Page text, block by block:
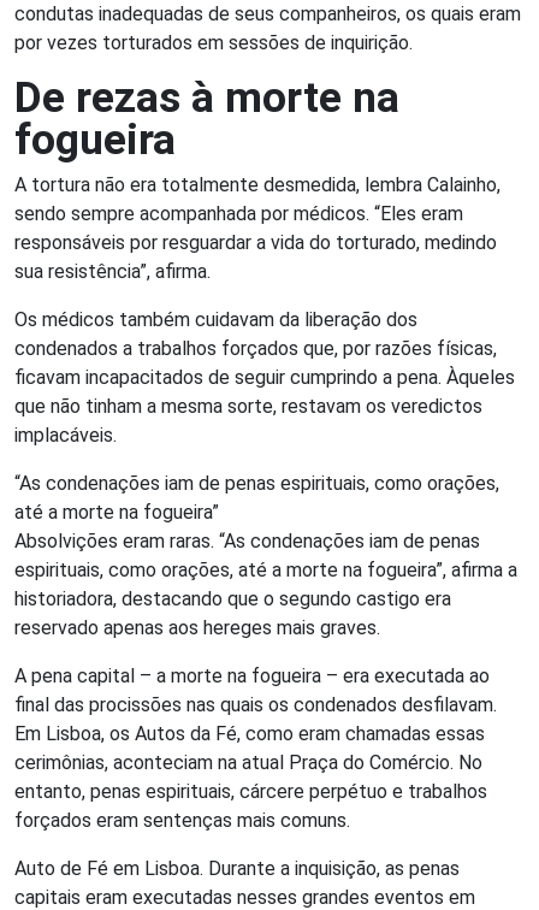
condutas inadequadas de seus companheiros, os quais eram
por vezes torturados em sessões de inquirição.
De rezas à morte na
fogueira
A tortura não era totalmente desmedida, lembra Calainho,
sendo sempre acompanhada por médicos. “Eles eram
responsáveis por resguardar a vida do torturado, medindo
sua resistência”, afirma.
Os médicos também cuidavam da liberação dos
condenados a trabalhos forçados que, por razões físicas,
ficavam incapacitados de seguir cumprindo a pena. Àqueles
que não tinham a mesma sorte, restavam os veredictos
implacáveis.
“As condenações iam de penas espirituais, como orações,
até a morte na fogueira”
Absolvições eram raras. “As condenações iam de penas
espirituais, como orações, até a morte na fogueira”, afirma a
historiadora, destacando que o segundo castigo era
reservado apenas aos hereges mais graves.
A pena capital – a morte na fogueira – era executada ao
final das procissões nas quais os condenados desfilavam.
Em Lisboa, os Autos da Fé, como eram chamadas essas
cerimônias, aconteciam na atual Praça do Comércio. No
entanto, penas espirituais, cárcere perpétuo e trabalhos
forçados eram sentenças mais comuns.
Auto de Fé em Lisboa. Durante a inquisição, as penas
capitais eram executadas nesses grandes eventos em